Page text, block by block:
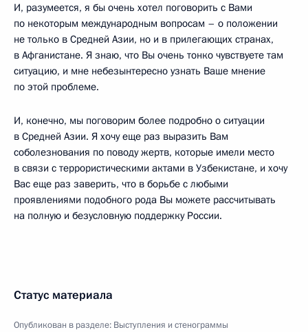
И, разумеется, я бы очень хотел поговорить с Вами
по некоторым международным вопросам – о положении
не только в Средней Азии, но и в прилегающих странах,
в Афганистане. Я знаю, что Вы очень тонко чувствуете там
ситуацию, и мне небезынтересно узнать Ваше мнение
по этой проблеме.
И, конечно, мы поговорим более подробно о ситуации
в Средней Азии. Я хочу еще раз выразить Вам
соболезнования по поводу жертв, которые имели место
в связи с террористическими актами в Узбекистане, и хочу
Вас еще раз заверить, что в борьбе с любыми
проявлениями подобного рода Вы можете рассчитывать
на полную и безусловную поддержку России.
Статус материала
Опубликован в разделе: Выступления и стенограммы